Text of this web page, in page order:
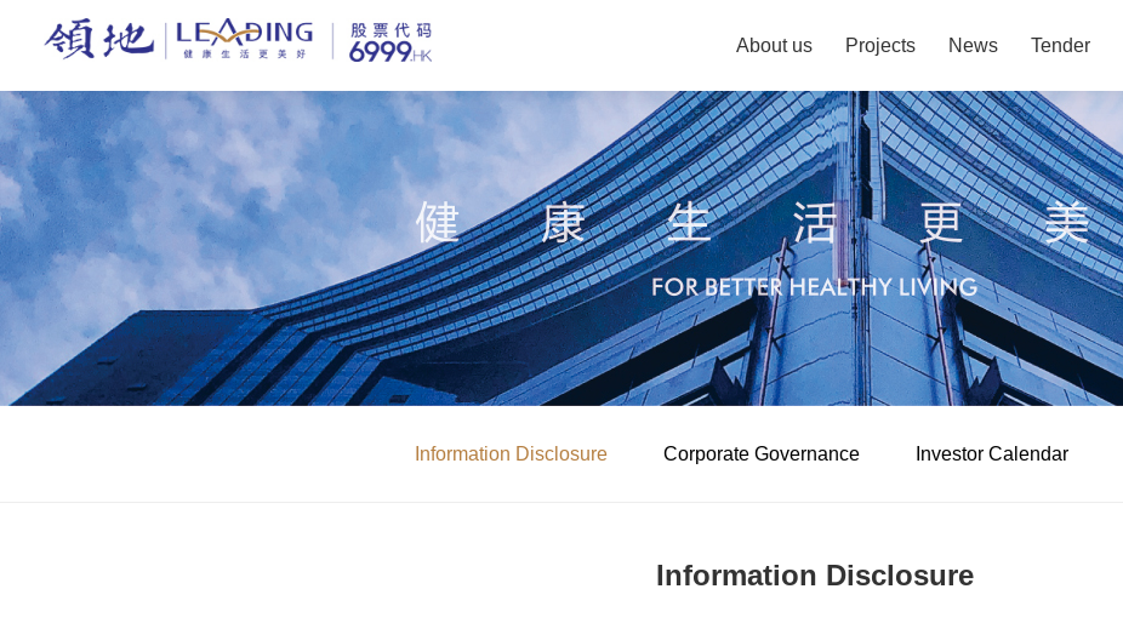
About us Projects News Tender
Information Disclosure Corporate Governance Investor Calendar
Information Disclosure